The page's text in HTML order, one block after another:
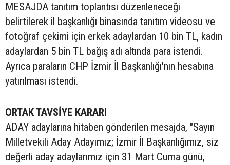
MESAJDA tanıtım toplantısı düzenleneceği
belirtilerek il başkanlığı binasında tanıtım videosu ve
fotoğraf çekimi için erkek adaylardan 10 bin TL, kadın
adaylardan 5 bin TL bağış adı altında para istendi.
Ayrıca paraların CHP İzmir İl Başkanlığı'nın hesabına
yatırılması istendi.
ORTAK TAVSİYE KARARI
ADAY adaylarına hitaben gönderilen mesajda, "Sayın
Milletvekili Aday Adayımız; İzmir İl Başkanlığımız, siz
değerli aday adaylarımız için 31 Mart Cuma günü,